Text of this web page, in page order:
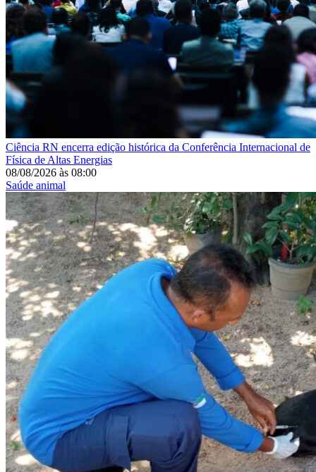
Ciência RN encerra edição histórica da Conferência Internacional de
Física de Altas Energias
08/08/2026 às 08:00
Saúde animal